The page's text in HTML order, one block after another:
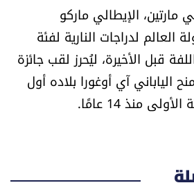
مارتين، الإيطالي ماركو
لدراجات النارية لفئة
قبل الأخيرة، ليُحرز لقب جائزة
الياباني آي أوغورا بلاده أول
منذ 14 عامًا.